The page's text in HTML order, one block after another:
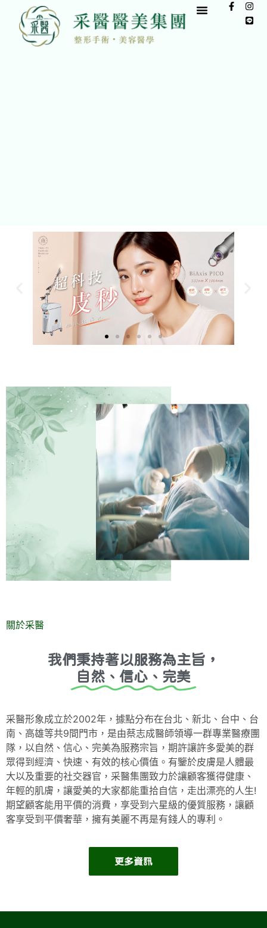
關於采醫
我們秉持著以服務為主旨，
自然、信心、完美
采醫形象成立於2002年，據點分布在台北、新北、台中、台
南、高雄等共9間門市，是由蔡志成醫師領導一群專業醫療團
隊，以自然、信心、完美為服務宗旨，期許讓許多愛美的群
眾得到經濟、快速、有效的核心價值。有鑒於皮膚是人體最
大以及重要的社交器官，采醫集團致力於讓顧客獲得健康、
年輕的肌膚，讓愛美的大家都能重拾自信，走出漂亮的人生!
期望顧客能用平價的消費，享受到六星級的優質服務，讓顧
客享受到平價奢華，擁有美麗不再是有錢人的專利。
更多資訊